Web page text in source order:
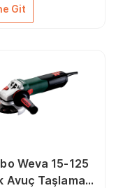
Git
Weva 15-125
Avuç Taşlama